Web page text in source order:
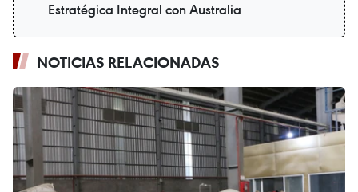
Estratégica Integral con Australia
NOTICIAS RELACIONADAS